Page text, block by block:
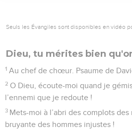
Seuls les Évangiles sont disponibles en vidéo
Dieu, tu mérites bien
1 Au chef de chœur. Psaume de
2 O Dieu, écoute-moi quand je
l’ennemi que je redoute !
3 Mets-moi à l’abri des complots
bruyante des hommes injustes !